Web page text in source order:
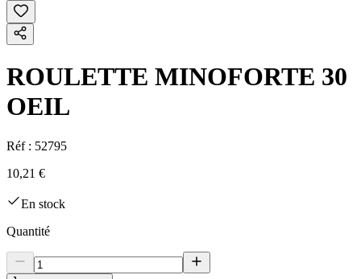
ROULETTE MINOFORTE 30
OEIL
Réf : 52795
10,21 €
En stock
Quantité